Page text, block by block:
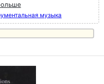
музыка